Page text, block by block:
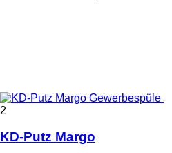
2
KD-Putz Margo